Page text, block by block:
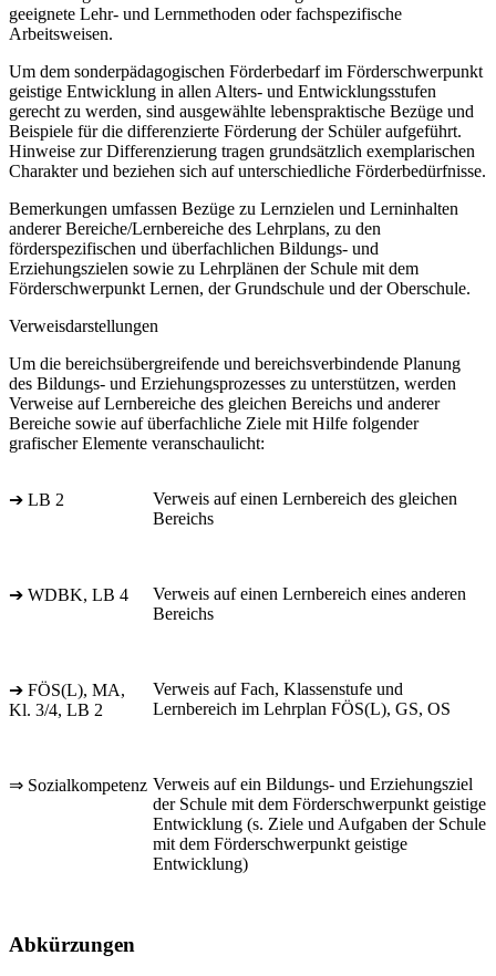
geeignete Lehr- und Lernmethoden oder fachspezifische
Arbeitsweisen.
Um dem sonderpädagogischen Förderbedarf im Förderschwerpunkt
geistige Entwicklung in allen Alters- und Entwicklungsstufen
gerecht zu werden, sind ausgewählte lebenspraktische Bezüge und
Beispiele für die differenzierte Förderung der Schüler aufgeführt.
Hinweise zur Differenzierung tragen grundsätzlich exemplarischen
Charakter und beziehen sich auf unterschiedliche Förderbedürfnisse.
Bemerkungen umfassen Bezüge zu Lernzielen und Lerninhalten
anderer Bereiche/Lernbereiche des Lehrplans, zu den
förderspezifischen und überfachlichen Bildungs- und
Erziehungszielen sowie zu Lehrplänen der Schule mit dem
Förderschwerpunkt Lernen, der Grundschule und der Oberschule.
Verweisdarstellungen
Um die bereichsübergreifende und bereichsverbindende Planung
des Bildungs- und Erziehungsprozesses zu unterstützen, werden
Verweise auf Lernbereiche des gleichen Bereichs und anderer
Bereiche sowie auf überfachliche Ziele mit Hilfe folgender
grafischer Elemente veranschaulicht:
➔ LB 2
Verweis auf einen Lernbereich des gleichen
Bereichs
➔ WDBK, LB 4
Verweis auf einen Lernbereich eines anderen
Bereichs
➔ FÖS(L), MA,
Kl. 3/4, LB 2
Verweis auf Fach, Klassenstufe und
Lernbereich im Lehrplan FÖS(L), GS, OS
⇒ Sozialkompetenz Verweis auf ein Bildungs- und Erziehungsziel
der Schule mit dem Förderschwerpunkt geistige
Entwicklung (s. Ziele und Aufgaben der Schule
mit dem Förderschwerpunkt geistige
Entwicklung)
Abkürzungen